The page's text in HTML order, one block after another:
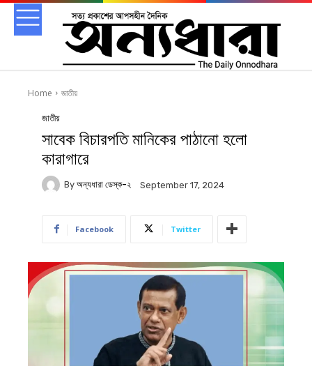
Home জাতীয়
জাতীয়
সাবেক বিচারপতি মানিকের পাঠানো হলো
কারাগারে
By অন্যধারা ডেস্ক-২ September 17, 2024
Facebook Twitter